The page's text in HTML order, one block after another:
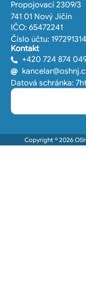
Propojovací 2309/3
741 01 Nový Jičín
IČO: 65472241
Číslo účtu:
Kontakt
+420 724 874
Datová schránka:
Copyright © 2026